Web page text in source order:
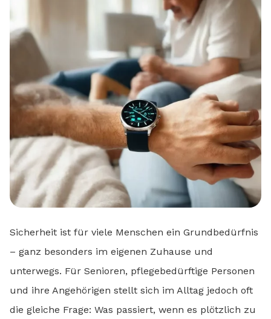
Sicherheit ist für viele Menschen ein Grundbedürfnis
– ganz besonders im eigenen Zuhause und
unterwegs. Für Senioren, pflegebedürftige Personen
und ihre Angehörigen stellt sich im Alltag jedoch oft
die gleiche Frage: Was passiert, wenn es plötzlich zu